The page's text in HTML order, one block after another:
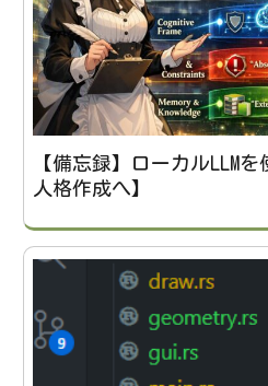
【備忘録】ローカルLLM
人格作成へ】